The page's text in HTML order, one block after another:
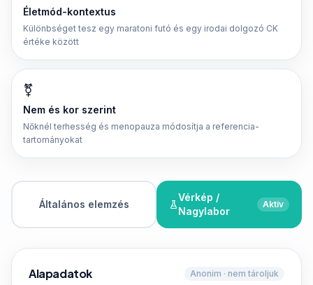
Életmód-kontextus
Különbséget tesz egy maratoni futó és egy irodai dolgozó CK
értéke között
⚧
Nem és kor szerint
Nőknél terhesség és menopauza módosítja a referencia-
tartományokat
Általános elemzés
Vérkép /
Nagylabor
Aktív
Alapadatok Anonim · nem tároljuk